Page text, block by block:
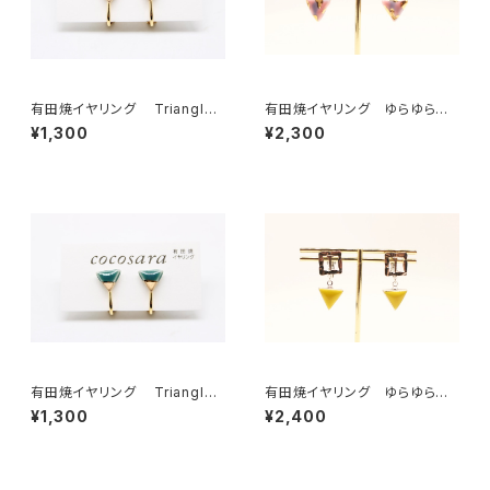
有田焼イヤリング Triangle
（2トーン）6
¥1,300
有田焼イヤリング ゆらゆらサ
ンカク ピンク
¥2,300
有田焼イヤリング Triangle
（2トーン）5
¥1,300
有田焼イヤリング ゆらゆらサ
ンカク 黄色×水色
¥2,400